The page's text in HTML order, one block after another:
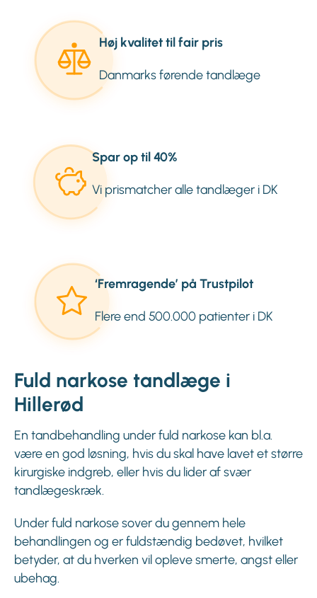
Høj kvalitet til fair pris
Danmarks førende tandlæge
Spar op til 40%
Vi prismatcher alle tandlæger i DK
‘Fremragende’ på Trustpilot
Flere end 500.000 patienter i DK
Fuld narkose tandlæge i
Hillerød
En tandbehandling under fuld narkose kan bl.a.
være en god løsning, hvis du skal have lavet et større
kirurgiske indgreb, eller hvis du lider af svær
tandlægeskræk.
Under fuld narkose sover du gennem hele
behandlingen og er fuldstændig bedøvet, hvilket
betyder, at du hverken vil opleve smerte, angst eller
ubehag.